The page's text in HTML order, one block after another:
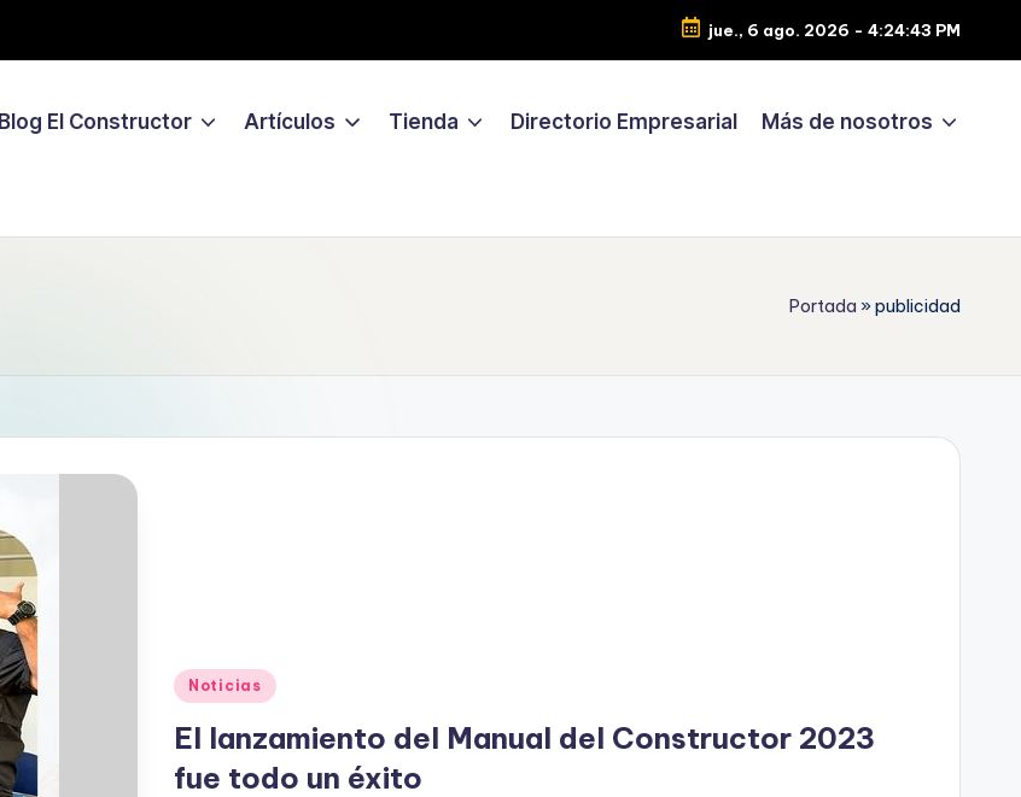
jue., 6 ago. 2026 - 4:24:45 PM
Blog El Constructor Artículos Tienda Directorio Empresarial Más de nosotros
Portada »publicidad
Noticias
El lanzamiento del Manual del Constructor 2023
fue todo un éxito